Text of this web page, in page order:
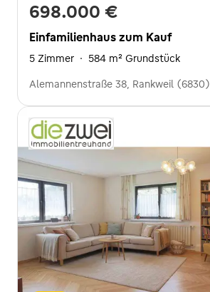
698.000 €
Einfamilienhaus zum Kauf
5 Zimmer · 584 m² Grundstück
Alemannenstraße 38, Rankweil (6830)